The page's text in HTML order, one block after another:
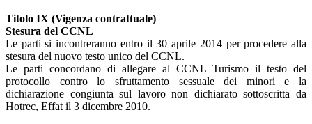
Titolo IX (Vigenza contrattuale)
Stesura del CCNL
Le parti si incontreranno entro il 30 aprile 2014 per procedere alla
stesura del nuovo testo unico del CCNL.
Le parti concordano di allegare al CCNL Turismo il testo del
protocollo contro lo sfruttamento sessuale dei minori e la
dichiarazione congiunta sul lavoro non dichiarato sottoscritta da
Hotrec, Effat il 3 dicembre 2010.